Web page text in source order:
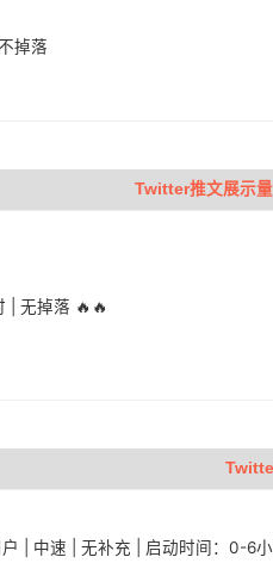
掉落
Twitter推文展示
| 无掉落 🔥🔥
| 中速 | 无补充 | 启动时间：0-6小